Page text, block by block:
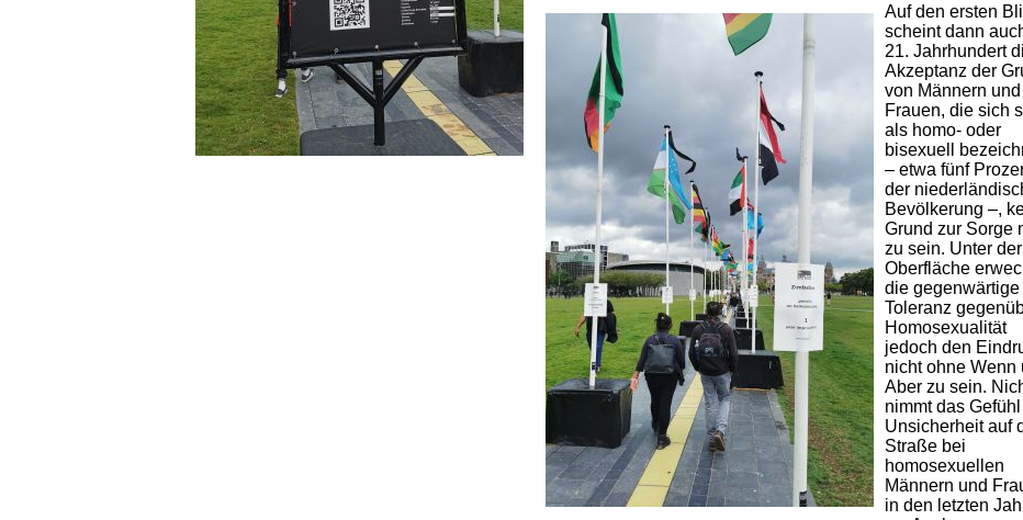
Auf den ersten
scheint dann
21. Jahrhundert
Akzeptanz der
von Männern und
Frauen, die sich
als homo- oder
bisexuell
– etwa fünf
der
Bevölkerung –,
Grund zur Sorge
zu sein. Unter der
Oberfläche
die gegenwärtige
Toleranz
Homosexualität
jedoch den
nicht ohne Wenn
Aber zu sein.
nimmt das
Unsicherheit auf
Straße bei
homosexuellen
Männern und
in den letzten